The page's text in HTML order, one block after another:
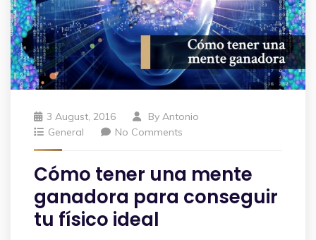
3 August, 2016 By Antonio
General
No Comments
Cómo tener una mente
ganadora para conseguir
tu físico ideal